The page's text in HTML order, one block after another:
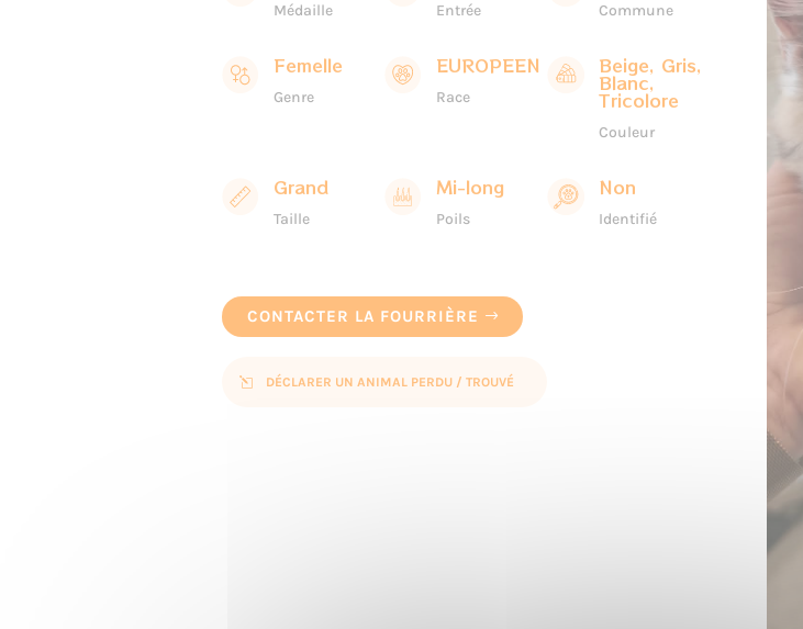
Médaille Entrée Commune
Femelle
Genre
EUROPEEN
Race
Beige, Gris,
Blanc,
Tricolore
Couleur
Grand
Taille
Mi-long
Poils
Non
Identifié
CONTACTER LA FOURRIÈRE
DÉCLARER UN ANIMAL PERDU / TROUVÉ